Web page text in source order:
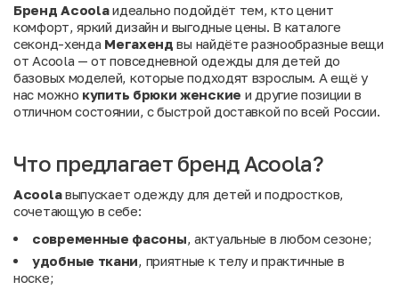
Бренд Acoolaидеально подойдёт тем, кто ценит
комфорт, яркий дизайн и выгодные цены. В каталоге
секонд-хенда Мегахенд вы найдёте разнообразные вещи
от Acoola — от повседневной одежды для детей до
базовых моделей, которые подходят взрослым. А ещё у
нас можно купить брюки женские и другие позиции в
отличном состоянии, с быстрой доставкой по всей России.
Что предлагает бренд Acoola?
Acoolaвыпускает одежду для детей и подростков,
сочетающую в себе:
современные фасоны , актуальные в любом сезоне;
удобные ткани , приятные к телу и практичные в
носке;